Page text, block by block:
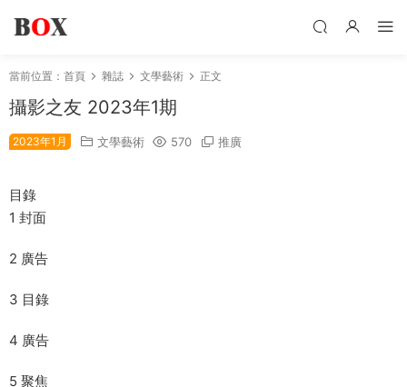
當前位置： 首頁 雜誌 文學藝術 正文
攝影之友 2023年1期
2023年1月 文學藝術 570 推廣
目錄
1 封面
2 廣告
3 目錄
4 廣告
5 聚焦